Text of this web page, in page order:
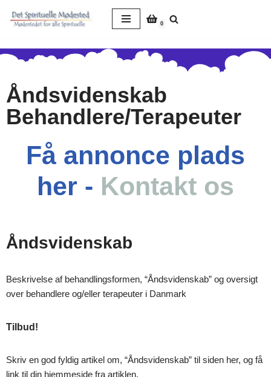
til
indhold
0
Åndsvidenskab
Behandlere/Terapeuter
Få annonce plads
her - Kontakt os
Åndsvidenskab
Beskrivelse af behandlingsformen, “Åndsvidenskab” og oversigt
over behandlere og/eller terapeuter i Danmark
Tilbud!
Skriv en god fyldig artikel om, “Åndsvidenskab” til siden her, og få
link til din hjemmeside fra artiklen.